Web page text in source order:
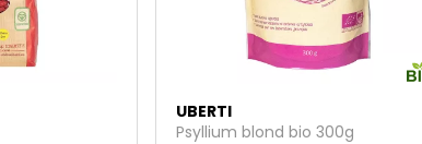
UBERTI
Psyllium blond bio 300g